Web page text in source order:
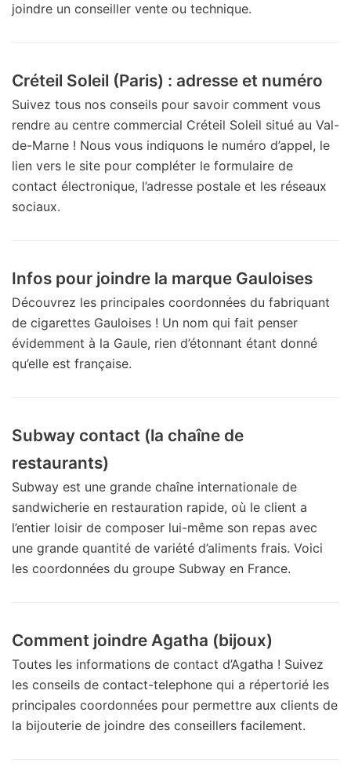
joindre un conseiller vente ou technique.
Créteil Soleil (Paris) : adresse et numéro
Suivez tous nos conseils pour savoir comment vous
rendre au centre commercial Créteil Soleil situé au Val-
de-Marne ! Nous vous indiquons le numéro d’appel, le
lien vers le site pour compléter le formulaire de
contact électronique, l’adresse postale et les réseaux
sociaux.
Infos pour joindre la marque Gauloises
Découvrez les principales coordonnées du fabriquant
de cigarettes Gauloises ! Un nom qui fait penser
évidemment à la Gaule, rien d’étonnant étant donné
qu’elle est française.
Subway contact (la chaîne de
restaurants)
Subway est une grande chaîne internationale de
sandwicherie en restauration rapide, où le client a
l’entier loisir de composer lui-même son repas avec
une grande quantité de variété d’aliments frais. Voici
les coordonnées du groupe Subway en France.
Comment joindre Agatha (bijoux)
Toutes les informations de contact d’Agatha ! Suivez
les conseils de contact-telephone qui a répertorié les
principales coordonnées pour permettre aux clients de
la bijouterie de joindre des conseillers facilement.